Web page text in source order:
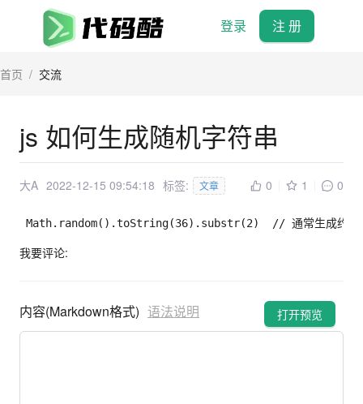
登录 注 册
首页 / 交流
js 如何生成随机字符串
大A 2022-12-15 09:54:18 标签: 文章 0 1 0
Math. random( ) .toString(36) . substr(2) // 通常生成约
我要评论:
内容(Markdown格式) 语法说明 打开预览